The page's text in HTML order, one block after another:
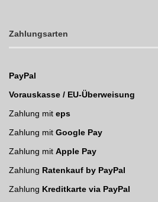
Zahlungsarten
PayPal
Vorauskasse / EU-Überweisung
Zahlung mit eps
Zahlung mit Google Pay
Zahlung mit Apple Pay
Zahlung Ratenkauf by PayPal
Zahlung Kreditkarte via PayPal